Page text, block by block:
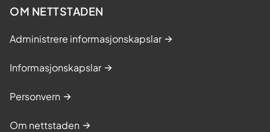
OM NETTSTADEN
Administrere informasjonskapslar
Informasjonskapslar
Personvern
Om nettstaden